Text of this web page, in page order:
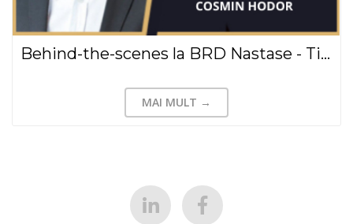
Behind-the-scenes la BRD Nastase - Tiriac (2015)
MAI MULT →